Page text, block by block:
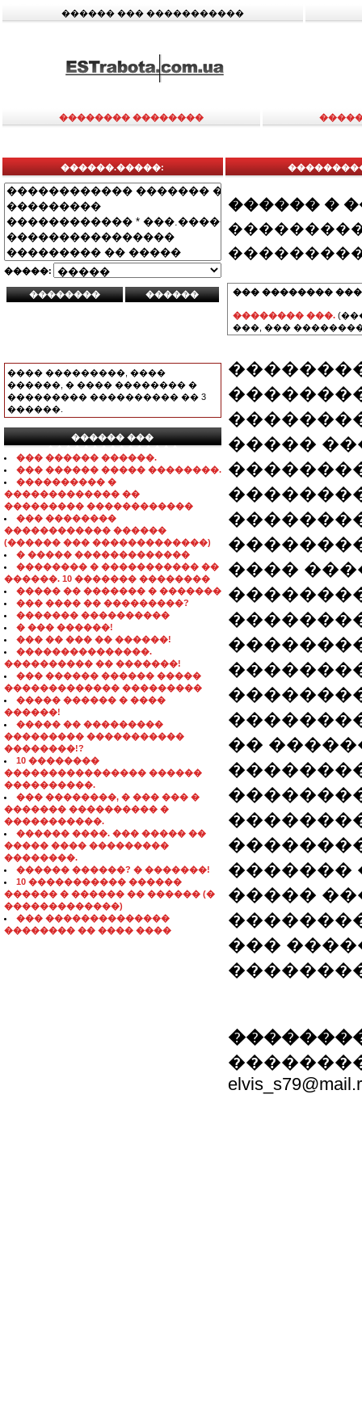
������ ��� �����������
�������� ��������
������.�����:
�����:
���� ���������, ����
������, � ���� �������� �
��������� ���������� �� 3
������.
������ ���
���������������
��� ������ ������.
��� ������ ����� ��������.
���������� �
������������� ��
��������� ������������
��� ��������
������������ ������
(������ ��� �������������)
� ����� �������������
�������� � ����������� ��
������. 10 ������� ��������
����� �� ������� � �������
��� ���� �� ���������?
������� ����������
� ��� ������!
��� �� ��� �� ������!
���������������.
���������� �� �������!
��� ������ ������ �����
������������� ���������
����� ������ � ����
������!
����� �� ���������
��������� �����������
��������!?
10 ��������
���������������� ������
����������.
��� ��������, � ��� ��� �
������� ���������� �
�����������.
������ ����. ��� ����� ��
����� ���� ���������
��������.
������ ������? � �������!
10 ����������� ������
������ � ������ �� ������ (�
�������������)
��� ��������������
�������� �� ���� ����
������ �
��� ��������
�������� ���.
���, ���
�����
����
��
�������
�����
���
��������: